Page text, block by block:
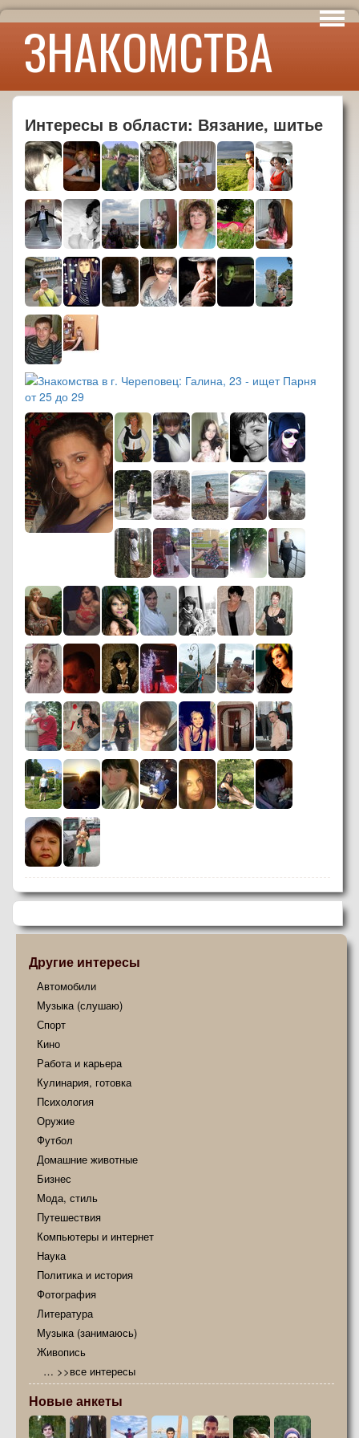
ЗНАКОМСТВА
Интересы
Юмор
Интересы в области: Вязание, шитье
Другие интересы
Автомобили
Музыка (слушаю)
Спорт
Кино
Работа и карьера
Кулинария, готовка
Психология
Оружие
Футбол
Домашние животные
Бизнес
Мода, стиль
Путешествия
Компьютеры и интернет
Наука
Политика и история
Фотография
Литература
Музыка (занимаюсь)
Живопись
… >>все интересы
Новые анкеты